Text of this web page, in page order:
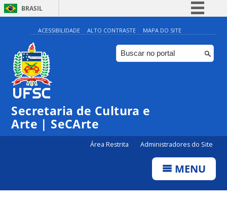
BRASIL
Simplifique!
Comunica BR
Participe
ACESSIBILIDADE ALTO CONTRASTE MAPA DO SITE
Secretaria de Cultura e
Arte | SeCArte
Área Restrita Administradores do Site
MENU